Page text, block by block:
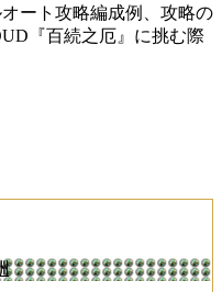
ート攻略編成例、攻略の
『百続之厄』に挑む際